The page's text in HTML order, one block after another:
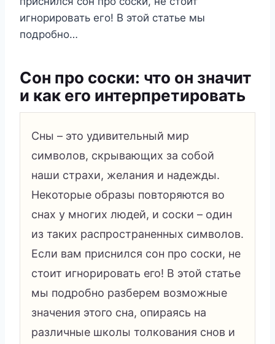
игнорировать его! В этой статье мы
подробно…
Сон про соски: что он значит
и как его интерпретировать
Сны – это удивительный мир
символов, скрывающих за собой
наши страхи, желания и надежды.
Некоторые образы повторяются во
снах у многих людей, и соски – один
из таких распространенных символов.
Если вам приснился сон про соски, не
стоит игнорировать его! В этой статье
мы подробно разберем возможные
значения этого сна, опираясь на
различные школы толкования снов и